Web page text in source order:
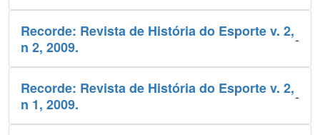
Recorde: Revista de História do Esporte v. 2,
n 2, 2009.
-
Recorde: Revista de História do Esporte v. 2,
n 1, 2009.
-